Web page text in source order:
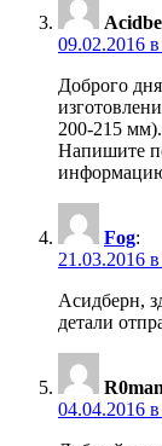
09.02.2016
Доброго
200-215
Напишите
Fog:
21.03.2016
Асидберн,
детали
R0man
04.04.2016